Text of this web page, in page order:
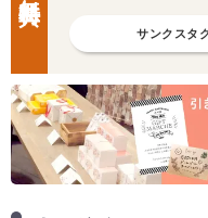
サンクスタ